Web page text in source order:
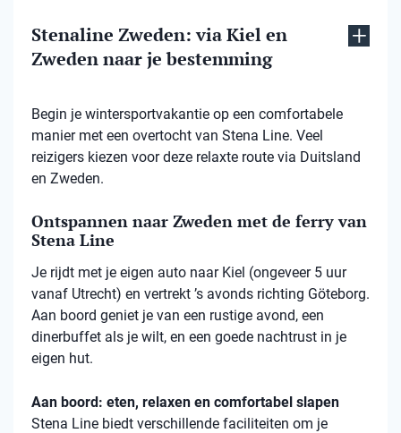
Stenaline Zweden: via Kiel en
Zweden naar je bestemming
Begin je wintersportvakantie op een comfortabele
manier met een overtocht van Stena Line. Veel
reizigers kiezen voor deze relaxte route via Duitsland
en Zweden.
Ontspannen naar Zweden met de ferry van
Stena Line
Je rijdt met je eigen auto naar Kiel (ongeveer 5 uur
vanaf Utrecht) en vertrekt ’s avonds richting Göteborg.
Aan boord geniet je van een rustige avond, een
dinerbuffet als je wilt, en een goede nachtrust in je
eigen hut.
Aan boord: eten, relaxen en comfortabel slapen
Stena Line biedt verschillende faciliteiten om je